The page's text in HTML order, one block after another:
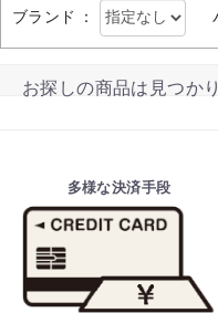
ブランド ：
お探しの商品は見つか
多様な決済手段